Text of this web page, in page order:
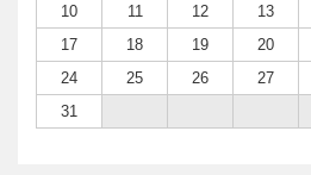
10
11 12 13
17
18 19 20
24
25 26 27
31